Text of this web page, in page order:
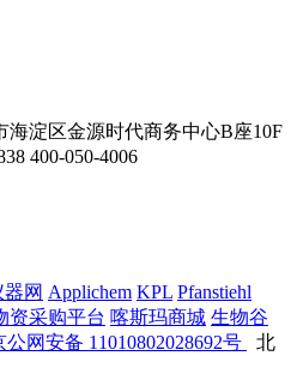
海淀区金源时代商务中心B座10F
400-050-4006
网 Applichem KPL Pfanstiehl
资采购平台 喀斯玛商城 生物谷
公网安备 11010802028692号
北